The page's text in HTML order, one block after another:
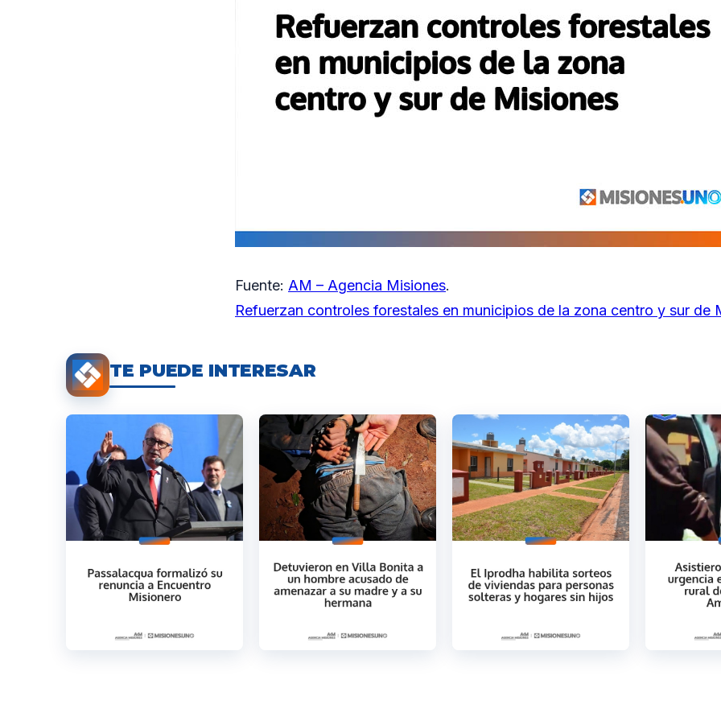
Fuente: AM – Agencia Misiones.
Refuerzan controles forestales en municipios de la zona centro y sur de
TE PUEDE INTERESAR